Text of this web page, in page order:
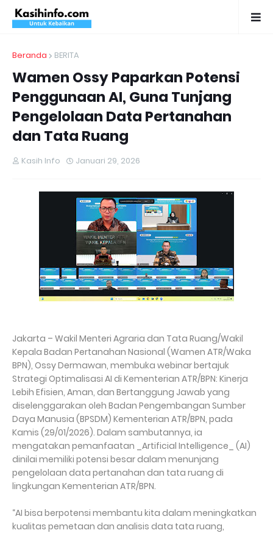
Beranda BERITA
Wamen Ossy Paparkan Potensi
Penggunaan AI, Guna Tunjang
Pengelolaan Data Pertanahan
dan Tata Ruang
Kasih Info Januari 29, 2026
Jakarta – Wakil Menteri Agraria dan Tata Ruang/Wakil
Kepala Badan Pertanahan Nasional (Wamen ATR/Waka
BPN), Ossy Dermawan, membuka webinar bertajuk
Strategi Optimalisasi AI di Kementerian ATR/BPN: Kinerja
Lebih Efisien, Aman, dan Bertanggung Jawab yang
diselenggarakan oleh Badan Pengembangan Sumber
Daya Manusia (BPSDM) Kementerian ATR/BPN, pada
Kamis (29/01/2026). Dalam sambutannya, ia
mengatakan pemanfaatan _Artificial Intelligence_ (AI)
dinilai memiliki potensi besar dalam menunjang
pengelolaan data pertanahan dan tata ruang di
lingkungan Kementerian ATR/BPN.
“AI bisa berpotensi membantu kita dalam meningkatkan
kualitas pemetaan dan analisis data tata ruang,